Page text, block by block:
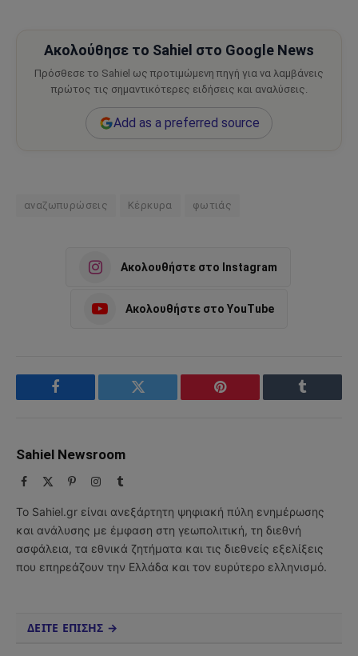
Ακολούθησε το Sahiel στο Google News
Πρόσθεσε το Sahiel ως προτιμώμενη πηγή για να λαμβάνεις
πρώτος τις σημαντικότερες ειδήσεις και αναλύσεις.
Add as a preferred source
αναζωπυρώσεις Κέρκυρα φωτιάς
Ακολουθήστε στο Instagram
Ακολουθήστε στο YouTube
Facebook Twitter Pinterest Tumblr
Sahiel Newsroom
Facebook PinterestInstagram
Tumblr
Το Sahiel.gr είναι ανεξάρτητη ψηφιακή πύλη ενημέρωσης
και ανάλυσης με έμφαση στη γεωπολιτική, τη διεθνή
ασφάλεια, τα εθνικά ζητήματα και τις διεθνείς εξελίξεις
που επηρεάζουν την Ελλάδα και τον ευρύτερο ελληνισμό.
ΔΕΙΤΕ ΕΠΙΣΗΣ →